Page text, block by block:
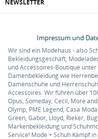
NEWSLETTER
Impressum und
Wir sind ein Modehaus - also
Bekleidungsgeschäft,
und Accessoires-Boutique
Damenbekleidung wie
Damenschuhe und
Accessoires. Wir führen über
Opus, Someday, Cecil, More
Olymp, PME Legend, Casa
Green, Gabor, Lloyd, Rieker,
Markenbekleidung und
Service! Mode + Schuh Kämpf